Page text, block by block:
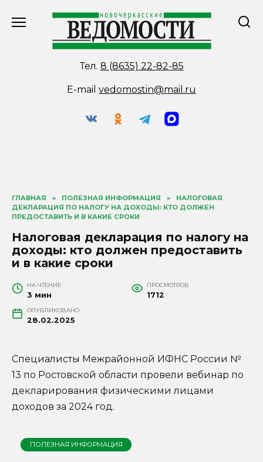
Тел. 8 (8635) 22-82-85
E-mail vedomostin@mail.ru
ГЛАВНАЯ » ПОЛЕЗНАЯ ИНФОРМАЦИЯ »
НАЛОГОВАЯ
ДЕКЛАРАЦИЯ ПО НАЛОГУ НА ДОХОДЫ: КТО ДОЛЖЕН
ПРЕДОСТАВИТЬ И В КАКИЕ СРОКИ
Налоговая декларация по налогу на
доходы: кто должен предоставить
и в какие сроки
НА ЧТЕНИЕ
3 мин
ПРОСМОТРОВ
1712
ОПУБЛИКОВАНО
28.02.2025
Специалисты Межрайонной ИФНС России №
13 по Ростовской области провели вебинар по
декларирования физическими лицами
доходов за 2024 год.
ПОЛЕЗНАЯ ИНФОРМАЦИЯ